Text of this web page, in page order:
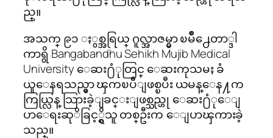
ည္။
အသက္ ၉၁ ႏွစ္အရြယ္ ဂူလ္အာဇမ္မွာ ၿမိဳ႕ေတာ္ဒါ
ကာရွိ Bangabandhu Sehikh Mujib Medical
University ေဆး႐ံုတြင္ ေဆးကုသမႈ ခံ
ယူေနရသည္မွာ ၾကၿပီျဖစ္ၿပီး ယမန္ေန႔က
ကြယ္လြန္ သြားခဲ့ျခင္းျဖစ္သည္ဟု ေဆး႐ံုေျ
ပာေရးဆုိခြင့္ရွိသူ တစ္ဦးက ေျပာၾကားခဲ့
သည္။